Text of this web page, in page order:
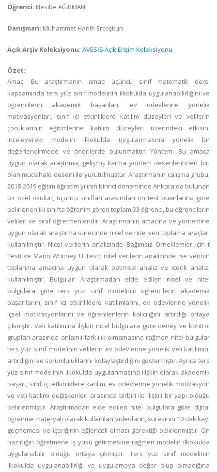
Öğrenci: Nesibe AĞIRMAN
Danışman: Muhammet Hanifi Ercoşkun
Açık Arşiv Koleksiyonu: AVESİS Açık Erişim Koleksiyonu
Özet:
Amaç: Bu araştırmanın amacı üçüncü sınıf matematik dersi
kapsamında ters yüz sınıf modelinin ilkokulda uygulanabilirliğini ve
öğrencilerin akademik başarıları, ev ödevlerine yönelik
motivasyonları, sınıf içi etkinliklere katılım düzeyleri ve velilerin
çocuklarının eğitimlerine katılım düzeyleri üzerindeki etkisini
inceleyerek; modelin ilkokulda uygulanmasına yönelik bir
değerlendirmede ve önerilerde bulunmaktır. Yöntem: Bu amaca
uygun olarak araştırma, gelişmiş karma yöntem desenlerinden biri
olan müdahale deseni ile yürütülmüştür. Araştırmanın çalışma grubu,
2018-2019 eğitim öğretim yılının birinci döneminde Ankara'da bulunan
bir özel okulun, üçüncü sınıfları arasından ön test puanlarına göre
belirlenen iki sınıfta öğrenim gören toplam 33 öğrenci, bu öğrencilerin
velileri ve sınıf öğretmenleridir. Araştırmanın amacına ve yöntemine
uygun olarak araştırma sürecinde nicel ve nitel veri toplama araçları
kullanılmıştır. Nicel verilerin analizinde Bağımsız Örneklemler için t
Testi ve Mann Whitney U Testi; nitel verilerin analizinde ise verinin
toplanma amacına uygun olarak betimsel analiz ve içerik analizi
kullanılmıştır. Bulgular: Araştırmadan elde edilen nicel ve nitel
bulgulara göre ters yüz sınıf modelinin öğrencilerin akademik
başarılarını, sınıf içi etkinliklere katılımlarını, ev ödevlerine yönelik
içsel motivasyonlarını ve öğrenilenlerin kalıcılığını artırdığı ortaya
çıkmıştır. Veli katılımına ilişkin nicel bulgulara göre deney ve kontrol
grupları arasında anlamlı farklılık olmamasına rağmen nitel bulgular
ters yüz sınıf modelinin velilerin ev ödevlerine yönelik veli katılımını
artırdığını ve sorumluluklarını kolaylaştırdığını göstermiştir. Ayrıca ters
yüz sınıf modelinin ilkokulda uygulanmasına ilişkin olarak akademik
başarı, sınıf içi etkinliklere katılım, ev ödevlerine yönelik motivasyon
ve veli katılımı değişkenleri arasında birbiri ile ilişkili bir yapı olduğu
belirlenmiştir. Araştırmadan elde edilen nitel bulgulara göre dijital
öğrenme materyali olarak kullanılan videoların, süresinin 10 dakikayı
geçmemesi ve içeriğinin eğlenceli olması gerektiği belirlenmiştir. Ön
hazırlığın öğretmene iş yükü getirmesine rağmen modelin ilkokulda
uygulanabilir olduğu ortaya çıkmıştır. Ters yüz sınıf modelinin
ilkokulda uygulanabilirliği ve uygulamaya değer olup olmadığına